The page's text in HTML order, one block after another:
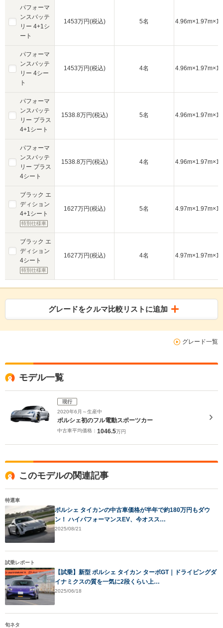
パフォーマ
ンスバッテ
リー 4+1シ
ート
パフォーマ
ンスバッテ
リー 4シー
ト
パフォーマ
ンスバッテ
リー プラス
4+1シート
パフォーマ
ンスバッテ
リー プラス
4シート
ブラック エ
ディション
4+1シート
特別仕様車
ブラック エ
ディション
4シート
特別仕様車
1453万円(税込) 5名
1453万円(税込) 4名
1538.8万円(税込) 5名
1538.8万円(税込) 4名
1627万円(税込) 5名
1627万円(税込) 4名
グレードをクルマ比較リストに追加
グレード一覧
モデル一覧
現行
2020年6月～生産中
ポルシェ初のフル電動スポーツカー
中古車平均価格： 1046.5万円
このモデルの関連記事
特選車
ポルシェ タイカンの中古車価格が半年で約180万円もダウ
ン！ ハイパフォーマンスEV、今オスス…
2025/08/21
試乗レポート
【試乗】新型 ポルシェ タイカン ターボGT｜ドライビングダ
イナミクスの質を一気に2段くらい上…
2025/06/18
旬ネタ